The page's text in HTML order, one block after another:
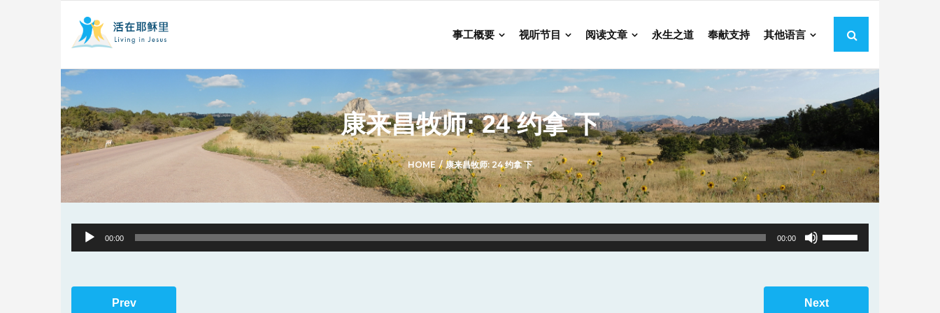
事工概要 视听节目 阅读文章 永生之道 奉献支持 其他语言
康来昌牧师: 24 约拿 下
HOME /康来昌牧师: 24 约拿 下
Audio
Player
00:00 00:00
Use
Up/Down
to
Prev Next